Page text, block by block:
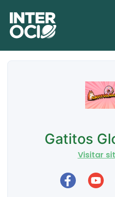
Gatitos
Visitar